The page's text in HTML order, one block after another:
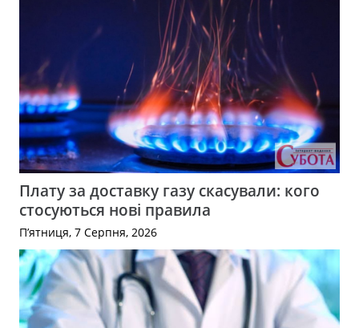
Плату за доставку газу скасували: кого
стосуються нові правила
П’ятниця, 7 Серпня, 2026